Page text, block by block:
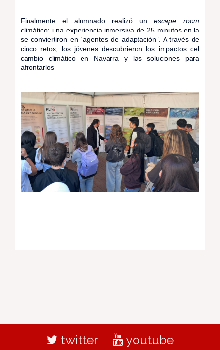
Finalmente el alumnado realizó unescape room
climático: una experiencia inmersiva de 25 minutos en la
se conviertiron en “agentes de adaptación”. A través de
cinco retos, los jóvenes descubrieron los impactos del
cambio climático en Navarra y las soluciones para
afrontarlos.
twitter youtube